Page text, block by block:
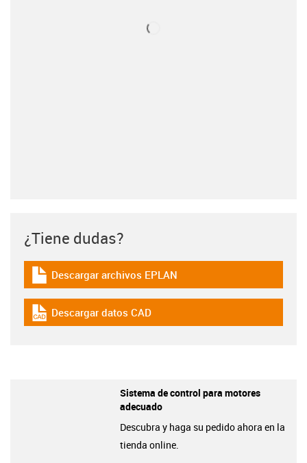
¿Tiene dudas?
igus-icon-download-plan
Descargar archivos EPLAN
igus-icon-cad-dateien
Descargar datos CAD
Sistema de control para motores
adecuado
Descubra y haga su pedido ahora en la
tienda online.